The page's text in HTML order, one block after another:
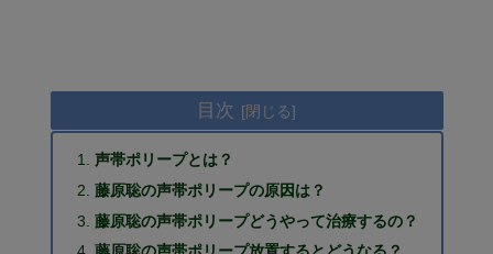
目次
声帯ポリープとは？
藤原聡の声帯ポリープの原因は？
藤原聡の声帯ポリープどうやって治療するの？